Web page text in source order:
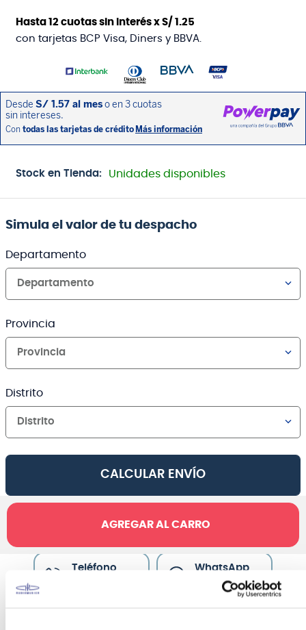
Hasta12 cuotas sin interés xS/ 1.25
con tarjetas BCP Visa, Diners y BBVA.
Stock en Tienda: Unidades disponibles
Simula el valor de tu despacho
Departamento
Departamento
Provincia
Provincia
Distrito
Distrito
CALCULAR ENVÍO
AGREGAR AL CARRO
Canales de venta y asesoría
Teléfono WhatsApp
+51 977 624 112